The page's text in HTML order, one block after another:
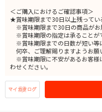
＜ご購入におけるご確認事項＞
★賞味期限まで30日以上残ってい
※賞味期限まで30日の商品がお
※賞味期限の指定は承ることが
※賞味期限までの日数が短い等
何卒、ご理解賜りますようお願
※賞味期限に不安があるお客様
わせください。